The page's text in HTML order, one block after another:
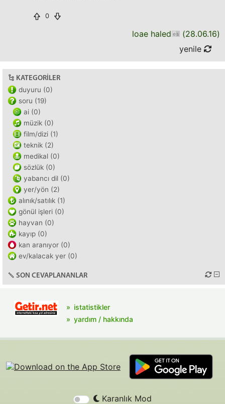
0
loae haled (28.06.16)
yenile
KATEGORILER
duyuru (0)
soru (19)
ai (0)
müzik (0)
film/dizi (1)
teknik (2)
medikal (0)
sözlük (0)
yabancı dil (0)
yer/yön (2)
alınık/satılık (1)
gönül işleri (0)
hayvan (0)
kayıp (0)
kan aranıyor (0)
ev/kalacak yer (0)
SON CEVAPLANANLAR
istatistikler
yardım / hakkında
Karanlık Mod